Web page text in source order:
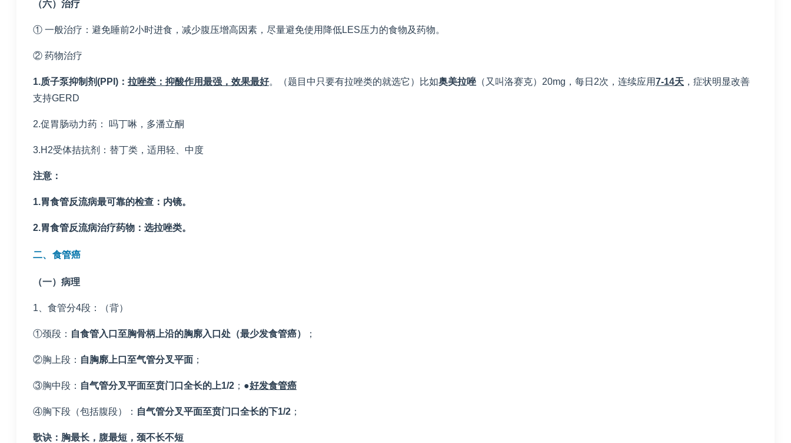
（六）治疗
① 一般治疗：避免睡前2小时进食，减少腹压增高因素，尽量避免使用降低LES压力的食物及药物。
② 药物治疗
1.质子泵抑制剂(PPI) ： 拉唑类：抑酸作用最强，效果最好。（题目中只要有拉唑类的就选它）比如奥美拉唑 （又叫洛赛克）20mg，每日2次，连续应用7-14天 ，症状明显改善
支持GERD
2.促胃肠动力药： 吗丁啉，多潘立酮
3.H2受体拮抗剂：替丁类，适用轻、中度
注意：
1.胃食管反流病最可靠的检查：内镜。
2.胃食管反流病治疗药物：选拉唑类。
二、食管癌
（一）病理
1、食管分4段：（背）
①颈段： 自食管入口至胸骨柄上沿的胸廓入口处（最少发食管癌） ；
②胸上段： 自胸廓上口至气管分叉平面 ；
③胸中段： 自气管分叉平面至贲门口全长的上1/2 ；●好发食管癌
④胸下段（包括腹段）： 自气管分叉平面至贲门口全长的下1/2 ；
歌诀：胸最长，腹最短，颈不长不短